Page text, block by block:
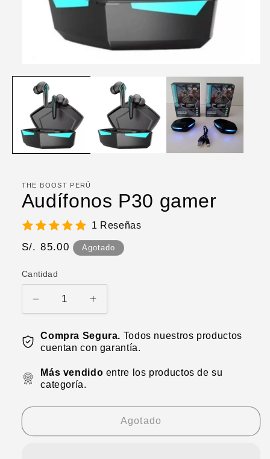
elemento
multimedia
una
ventana
modal
THE BOOST PERÚ
Audífonos P30 gamer
1 Reseñas
Precio
S/. 85.00 Agotado
Cantidad
Reducir
cantidad
para
Audífonos
gamer
Aumentar
cantidad
para
Audífonos
gamer
Compra Segura. Todos nuestros productos
cuentan con garantía.
Más vendido entre los productos de su
categoría.
Agotado